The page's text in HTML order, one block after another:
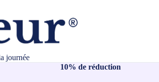
journée
10% de réduction